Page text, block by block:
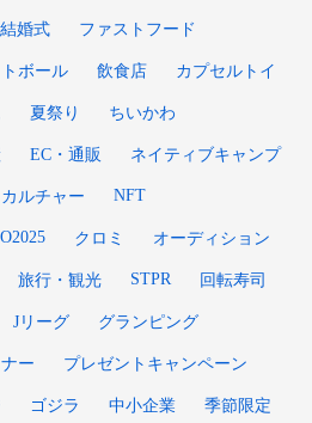
結婚式 ファストフード
ボール 飲食店 カプセルトイ
夏祭り ちいかわ
EC・通販 ネイティブキャンプ
ルチャー NFT
クロミ オーディション
旅行・観光 STPR 回転寿司
Jリーグ グランピング
ー プレゼントキャンペーン
ゴジラ 中小企業 季節限定